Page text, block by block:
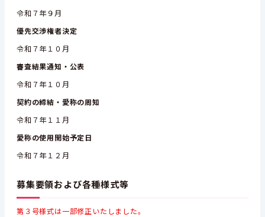
令和７年９月
優先交渉権者決定
令和７年１０月
審査結果通知・公表
令和７年１０月
契約の締結・愛称の周知
令和７年１１月
愛称の使用開始予定日
令和７年１２月
募集要領および各種様式等
第３号様式は一部修正いたしました。